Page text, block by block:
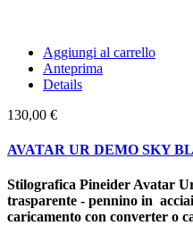
Aggiungi al carrello
Anteprima
Details
130,00 €
AVATAR UR DEMO SKY
Stilografica Pineider Avatar
trasparente - pennino in
caricamento con converter o